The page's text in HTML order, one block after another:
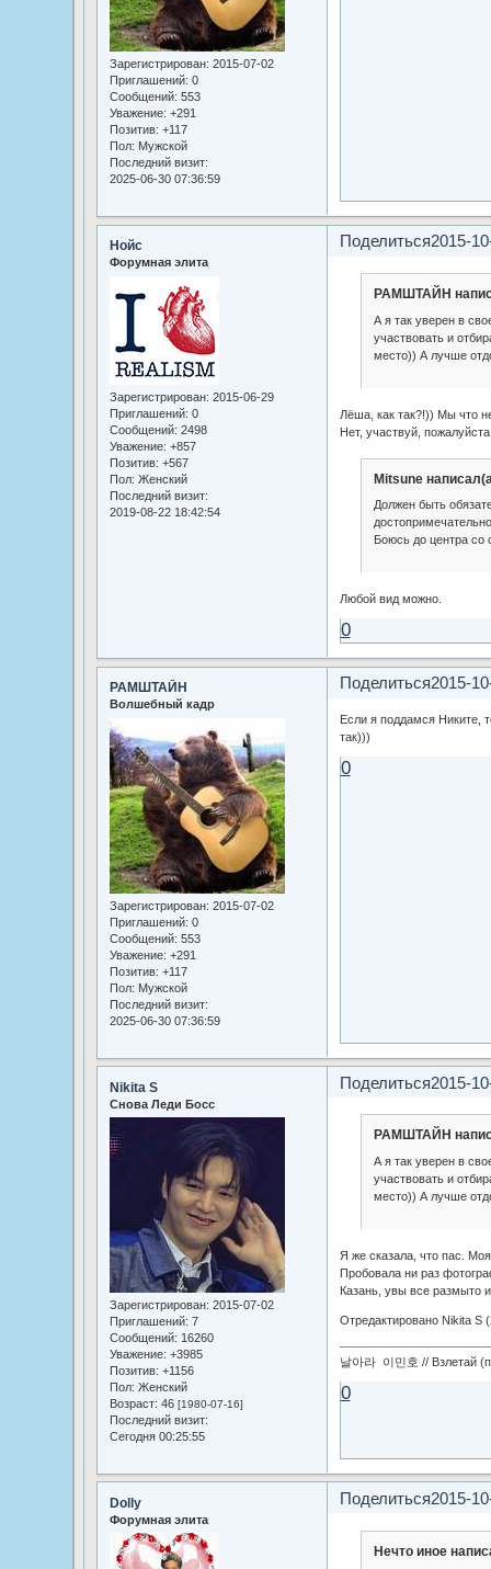
Зарегистрирован: 2015-07-02
Приглашений: 0
Сообщений: 553
Уважение: +291
Позитив: +117
Пол: Мужской
Последний визит:
2025-06-30 07:36:59
Поделиться2015-
Нойс
Форумная элита
Зарегистрирован: 2015-06-29
Приглашений: 0
Сообщений: 2498
Уважение: +857
Позитив: +567
Пол: Женский
Последний визит:
2019-08-22 18:42:54
РАМШТАЙН
А я так уверен в
участвовать и
место)) А лучше
Лёша, как так?!)) Мы что
Нет, участвуй,
Mitsune
Должен быть
Боюсь до центра со
Любой вид можно.
0
Поделиться2015-
РАМШТАЙН
Волшебный кадр
Зарегистрирован: 2015-07-02
Приглашений: 0
Сообщений: 553
Уважение: +291
Позитив: +117
Пол: Мужской
Последний визит:
2025-06-30 07:36:59
Если я поддамся Никите,
так)))
0
Поделиться2015-
Nikita S
Снова Леди Босс
Зарегистрирован: 2015-07-02
Приглашений: 7
Сообщений: 16260
Уважение: +3985
Позитив: +1156
Пол: Женский
Возраст: 46 [1980-07-16]
Последний визит:
Сегодня 00:25:55
РАМШТАЙН
А я так уверен в
участвовать и
место)) А лучше
Я же сказала, что пас.
Пробовала ни раз
Казань, увы все размыто
Отредактировано Nikita S
날아라 이민호 // Взлетай
0
Поделиться2015-
Dolly
Форумная элита
Нечто иное